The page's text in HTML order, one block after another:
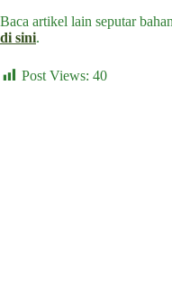
Baca artikel lain seputar
di sini.
Post Views: 40